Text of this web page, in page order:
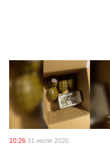
10:26 31 июля 2026